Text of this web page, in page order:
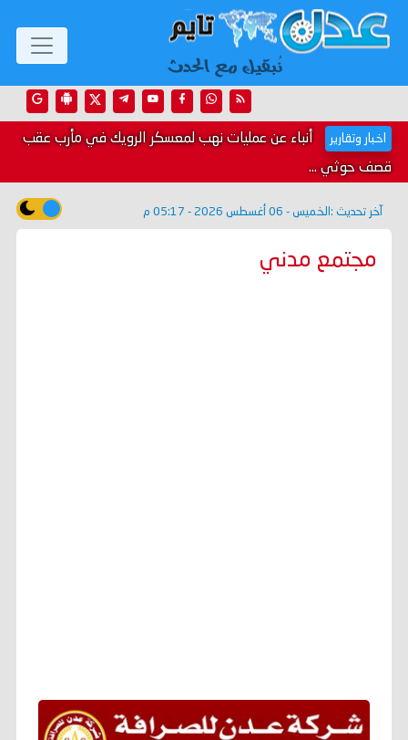
اخبار وتقارير أنباء عن عمليات نهب لمعسكر الرويك في مأرب عقب
قصف حوثي ...
آخر تحديث : الخميس - 06 أغسطس 2026 - 05:17 م
مجتمع مدني